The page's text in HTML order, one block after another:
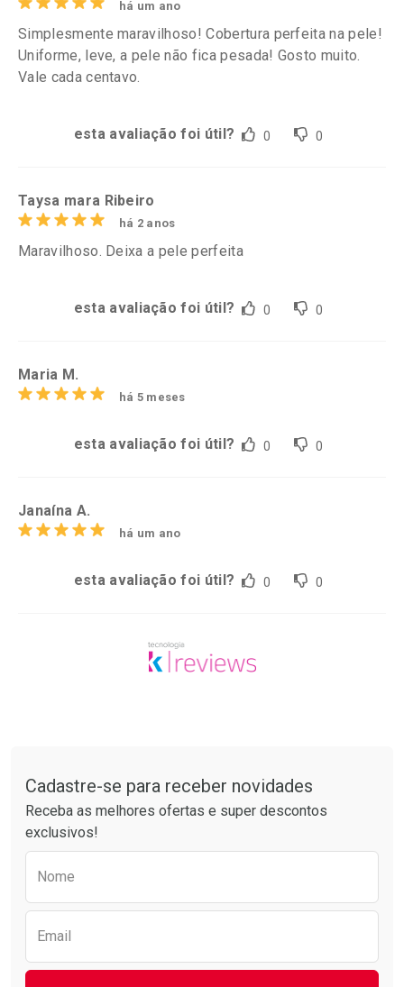
há um ano
Simplesmente maravilhoso! Cobertura perfeita na pele!
Uniforme, leve, a pele não fica pesada! Gosto muito.
Vale cada centavo.
esta avaliação foi útil? 0 0
Taysa mara Ribeiro
há 2 anos
Maravilhoso. Deixa a pele perfeita
esta avaliação foi útil? 0 0
Maria M.
há 5 meses
esta avaliação foi útil? 0 0
Janaína A.
há um ano
esta avaliação foi útil? 0 0
Cadastre-se para receber novidades
Receba as melhores ofertas e super descontos
exclusivos!
Nome
Email